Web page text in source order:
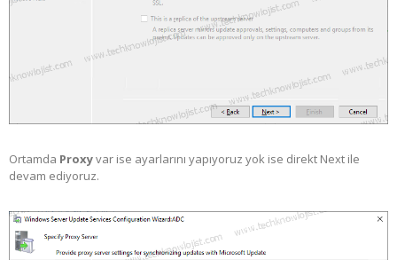
Ortamda Proxyvar ise ayarlarını yapıyoruz yok ise direkt Next ile
devam ediyoruz.